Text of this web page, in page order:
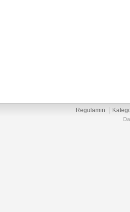
Regulamin